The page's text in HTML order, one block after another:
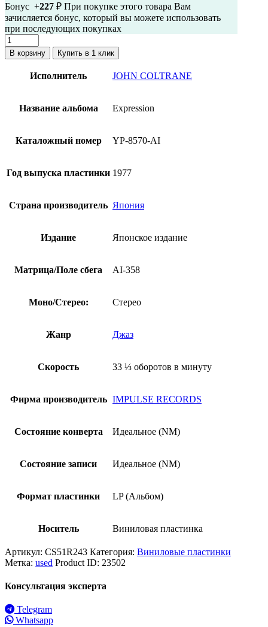
Бонус +227 ₽ При покупке этого товара Вам
зачисляется бонус, который вы можете использовать
при последующих покупках
Количество
товара
John
Coltrane
(японский
винил,
ОБИ,
полный
В корзину Купить в 1 клик
Исполнитель JOHN COLTRANE
Название альбома Expression
Каталожный номер YP-8570-AI
Год выпуска пластинки 1977
Страна производитель Япония
Издание Японское издание
Матрица/Поле сбега AI-358
Моно/Стерео: Стерео
Жанр Джаз
Скорость 33 ⅓ оборотов в минуту
Фирма производитель IMPULSE RECORDS
Состояние конверта Идеальное (NM)
Состояние записи Идеальное (NM)
Формат пластинки LP (Альбом)
Носитель Виниловая пластинка
Артикул: CS51R243 Категория: Виниловые пластинки
Метка: used Product ID: 23502
Консультация эксперта
Telegram
Whatsapp